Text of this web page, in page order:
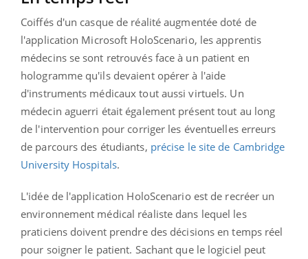
Coiffés d'un casque de réalité augmentée doté de
l'application Microsoft HoloScenario, les apprentis
médecins se sont retrouvés face à un patient en
hologramme qu'ils devaient opérer à l'aide
d'instruments médicaux tout aussi virtuels. Un
médecin aguerri était également présent tout au long
de l'intervention pour corriger les éventuelles erreurs
de parcours des étudiants, précise le site de Cambridge
University Hospitals.
L'idée de l'application HoloScenario est de recréer un
environnement médical réaliste dans lequel les
praticiens doivent prendre des décisions en temps réel
pour soigner le patient. Sachant que le logiciel peut